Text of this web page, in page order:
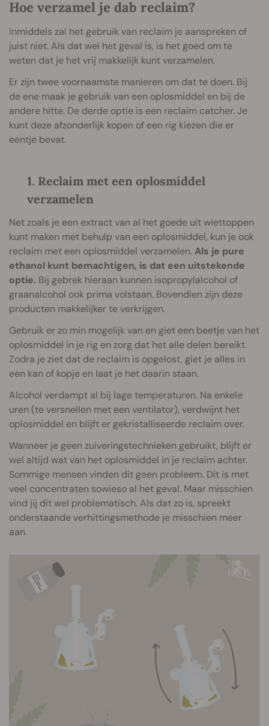
Hoe verzamel je dab reclaim?
Inmiddels zal het gebruik van reclaim je aanspreken of
juist niet. Als dat wel het geval is, is het goed om te
weten dat je het vrij makkelijk kunt verzamelen.
Er zijn twee voornaamste manieren om dat te doen. Bij
de ene maak je gebruik van een oplosmiddel en bij de
andere hitte. De derde optie is een reclaim catcher. Je
kunt deze afzonderlijk kopen of een rig kiezen die er
eentje bevat.
1. Reclaim met een oplosmiddel
verzamelen
Net zoals je een extract van al het goede uit wiettoppen
kunt maken met behulp van een oplosmiddel, kun je ook
reclaim met een oplosmiddel verzamelen.Als je pure
ethanol kunt bemachtigen, is dat een uitstekende
optie. Bij gebrek hieraan kunnen isopropylalcohol of
graanalcohol ook prima volstaan. Bovendien zijn deze
producten makkelijker te verkrijgen.
Gebruik er zo min mogelijk van en giet een beetje van het
oplosmiddel in je rig en zorg dat het alle delen bereikt.
Zodra je ziet dat de reclaim is opgelost, giet je alles in
een kan of kopje en laat je het daarin staan.
Alcohol verdampt al bij lage temperaturen. Na enkele
uren (te versnellen met een ventilator), verdwijnt het
oplosmiddel en blijft er gekristalliseerde reclaim over.
Wanneer je geen zuiveringstechnieken gebruikt, blijft er
wel altijd wat van het oplosmiddel in je reclaim achter.
Sommige mensen vinden dit geen probleem. Dit is met
veel concentraten sowieso al het geval. Maar misschien
vind jij dit wel problematisch. Als dat zo is, spreekt
onderstaande verhittingsmethode je misschien meer
aan.